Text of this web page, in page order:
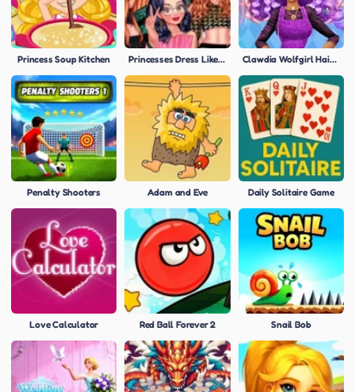
Princess Soup Kitchen Princesses Dress Like A Celebrity Clawdia Wolfgirl Hairstyle Challenge
Penalty Shooters Adam and Eve Daily Solitaire Game
Love Calculator Red Ball Forever 2 Snail Bob